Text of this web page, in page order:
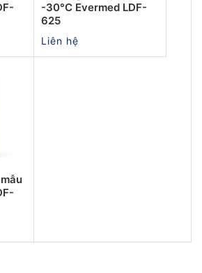
-30°C Evermed LDF-
625
Liên hệ